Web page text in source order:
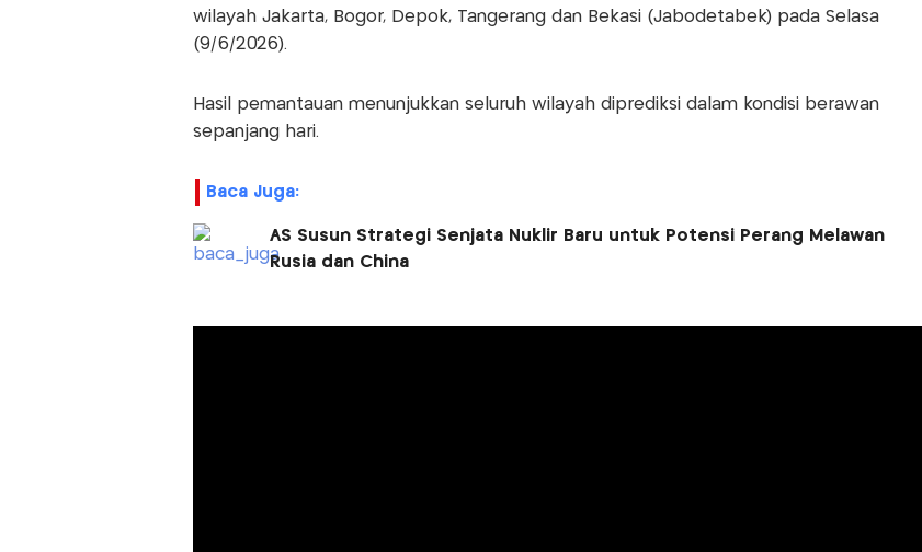
wilayah Jakarta, Bogor, Depok, Tangerang dan Bekasi (Jabodetabek) pada Selasa
(9/6/2026).
Hasil pemantauan menunjukkan seluruh wilayah diprediksi dalam kondisi berawan
sepanjang hari.
Baca Juga:
AS Susun Strategi Senjata Nuklir Baru untuk Potensi Perang Melawan
Rusia dan China